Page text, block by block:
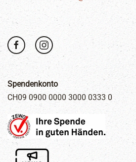
Spendenkonto
CH09 0900 0000 3000 0333 0